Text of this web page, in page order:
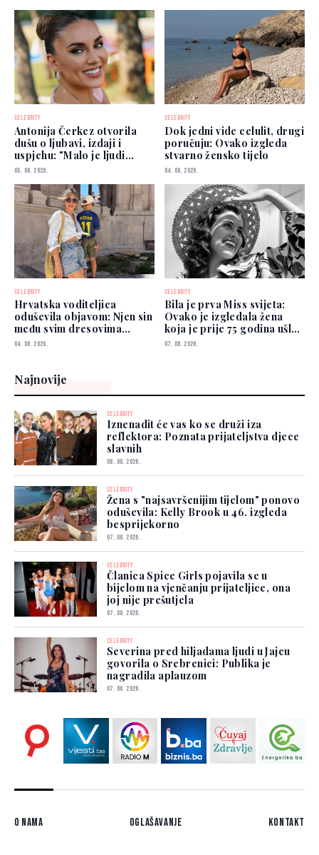
CELEBRITY
Antonija Čerkez otvorila
dušu o ljubavi, izdaji i
uspjehu: "Malo je ljudi
kojima možete vjerovati"
05. 08. 2026.
CELEBRITY
Dok jedni vide celulit, drugi
poručuju: Ovako izgleda
stvarno žensko tijelo
04. 08. 2026.
CELEBRITY
Hrvatska voditeljica
oduševila objavom: Njen sin
među svim dresovima
izabrao Zmajeve
04. 08. 2026.
CELEBRITY
Bila je prva Miss svijeta:
Ovako je izgledala žena
koja je prije 75 godina ušla
u historiju
07. 08. 2026.
Najnovije
CELEBRITY
Iznenadit će vas ko se druži iza
reflektora: Poznata prijateljstva djece
slavnih
08. 08. 2026.
CELEBRITY
Žena s "najsavršenijim tijelom" ponovo
oduševila: Kelly Brook u 46. izgleda
besprijekorno
07. 08. 2026.
CELEBRITY
Članica Spice Girls pojavila se u
bijelom na vjenčanju prijateljice, ona
joj nije prešutjela
07. 08. 2026.
CELEBRITY
Severina pred hiljadama ljudi u Jajcu
govorila o Srebrenici: Publika je
nagradila aplauzom
07. 08. 2026.
O nama Oglašavanje Kontakt